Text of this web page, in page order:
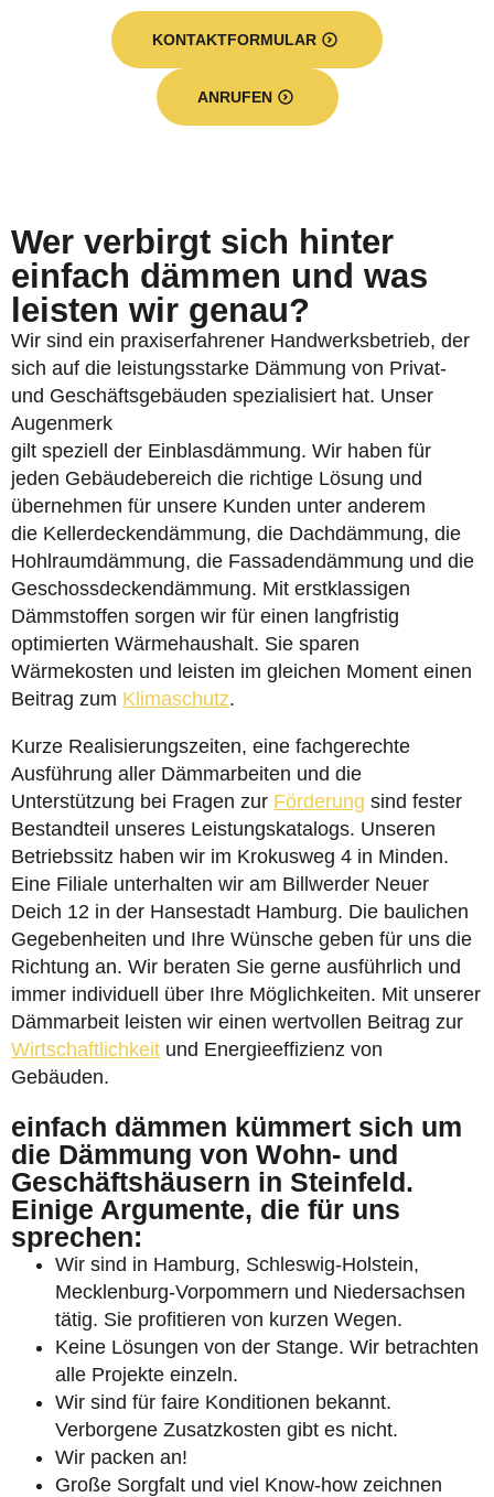
KONTAKTFORMULAR
ANRUFEN
Wer verbirgt sich hinter
einfach dämmen und was
leisten wir genau?
Wir sind ein praxiserfahrener Handwerksbetrieb, der
sich auf die leistungsstarke Dämmung von Privat-
und Geschäftsgebäuden spezialisiert hat. Unser
Augenmerk
gilt speziell der Einblasdämmung. Wir haben für
jeden Gebäudebereich die richtige Lösung und
übernehmen für unsere Kunden unter anderem
die Kellerdeckendämmung, die Dachdämmung, die
Hohlraumdämmung, die Fassadendämmung und die
Geschossdeckendämmung. Mit erstklassigen
Dämmstoffen sorgen wir für einen langfristig
optimierten Wärmehaushalt. Sie sparen
Wärmekosten und leisten im gleichen Moment einen
Beitrag zum Klimaschutz.
Kurze Realisierungszeiten, eine fachgerechte
Ausführung aller Dämmarbeiten und die
Unterstützung bei Fragen zur Förderung sind fester
Bestandteil unseres Leistungskatalogs. Unseren
Betriebssitz haben wir im Krokusweg 4 in Minden.
Eine Filiale unterhalten wir am Billwerder Neuer
Deich 12 in der Hansestadt Hamburg. Die baulichen
Gegebenheiten und Ihre Wünsche geben für uns die
Richtung an. Wir beraten Sie gerne ausführlich und
immer individuell über Ihre Möglichkeiten. Mit unserer
Dämmarbeit leisten wir einen wertvollen Beitrag zur
Wirtschaftlichkeit und Energieeffizienz von
Gebäuden.
einfach dämmen kümmert sich um
die Dämmung von Wohn- und
Geschäftshäusern in Steinfeld.
Einige Argumente, die für uns
sprechen:
Wir sind in Hamburg, Schleswig-Holstein,
Mecklenburg-Vorpommern und Niedersachsen
tätig. Sie profitieren von kurzen Wegen.
Keine Lösungen von der Stange. Wir betrachten
alle Projekte einzeln.
Wir sind für faire Konditionen bekannt.
Verborgene Zusatzkosten gibt es nicht.
Wir packen an!
Große Sorgfalt und viel Know-how zeichnen